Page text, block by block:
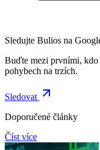
Sledujte Bulios na
Buďte mezi prvními, kdo
pohybech na trzích.
Sledovat
Doporučené články
Číst více